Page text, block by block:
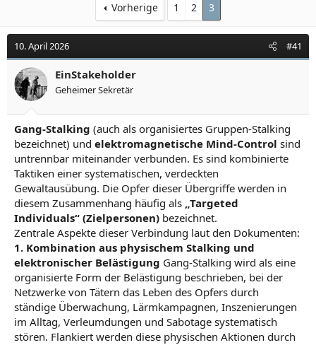
r
l
t
a
r
e
Vorherige 1 2 3
10. April 2026 #41
EinStakeholder
Geheimer Sekretär
Gang-Stalking (auch als organisiertes Gruppen-Stalking
bezeichnet) und elektromagnetische Mind-Control sind
untrennbar miteinander verbunden. Es sind kombinierte
Taktiken einer systematischen, verdeckten
Gewaltausübung. Die Opfer dieser Übergriffe werden in
diesem Zusammenhang häufig als „Targeted
Individuals“ (Zielpersonen) bezeichnet.
Zentrale Aspekte dieser Verbindung laut den Dokumenten:
1. Kombination aus physischem Stalking und
elektronischer Belästigung Gang-Stalking wird als eine
organisierte Form der Belästigung beschrieben, bei der
Netzwerke von Tätern das Leben des Opfers durch
ständige Überwachung, Lärmkampagnen, Inszenierungen
im Alltag, Verleumdungen und Sabotage systematisch
stören. Flankiert werden diese physischen Aktionen durch